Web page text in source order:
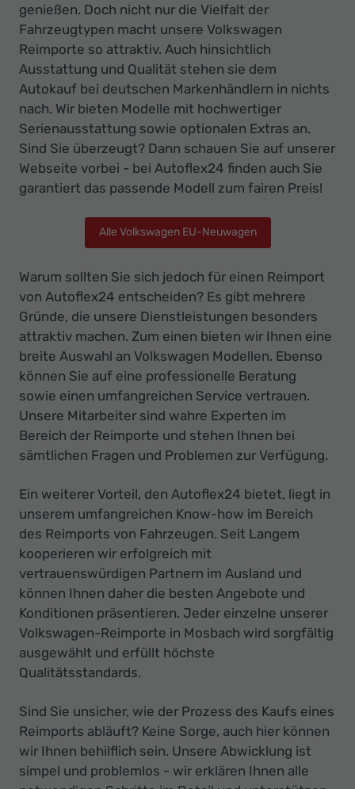
genießen. Doch nicht nur die Vielfalt der
Fahrzeugtypen macht unsere Volkswagen
Reimporte so attraktiv. Auch hinsichtlich
Ausstattung und Qualität stehen sie dem
Autokauf bei deutschen Markenhändlern in nichts
nach. Wir bieten Modelle mit hochwertiger
Serienausstattung sowie optionalen Extras an.
Sind Sie überzeugt? Dann schauen Sie auf unserer
Webseite vorbei - bei Autoflex24 finden auch Sie
garantiert das passende Modell zum fairen Preis!
Alle Volkswagen EU-Neuwagen
Warum sollten Sie sich jedoch für einen Reimport
von Autoflex24 entscheiden? Es gibt mehrere
Gründe, die unsere Dienstleistungen besonders
attraktiv machen. Zum einen bieten wir Ihnen eine
breite Auswahl an Volkswagen Modellen. Ebenso
können Sie auf eine professionelle Beratung
sowie einen umfangreichen Service vertrauen.
Unsere Mitarbeiter sind wahre Experten im
Bereich der Reimporte und stehen Ihnen bei
sämtlichen Fragen und Problemen zur Verfügung.
Ein weiterer Vorteil, den Autoflex24 bietet, liegt in
unserem umfangreichen Know-how im Bereich
des Reimports von Fahrzeugen. Seit Langem
kooperieren wir erfolgreich mit
vertrauenswürdigen Partnern im Ausland und
können Ihnen daher die besten Angebote und
Konditionen präsentieren. Jeder einzelne unserer
Volkswagen-Reimporte in Mosbach wird sorgfältig
ausgewählt und erfüllt höchste
Qualitätsstandards.
Sind Sie unsicher, wie der Prozess des Kaufs eines
Reimports abläuft? Keine Sorge, auch hier können
wir Ihnen behilflich sein. Unsere Abwicklung ist
simpel und problemlos - wir erklären Ihnen alle